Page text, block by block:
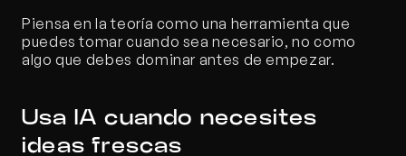
Piensa en la teoría como una herramienta que
puedes tomar cuando sea necesario, no como
algo que debes dominar antes de empezar.
Usa IA cuando necesites
ideas frescas